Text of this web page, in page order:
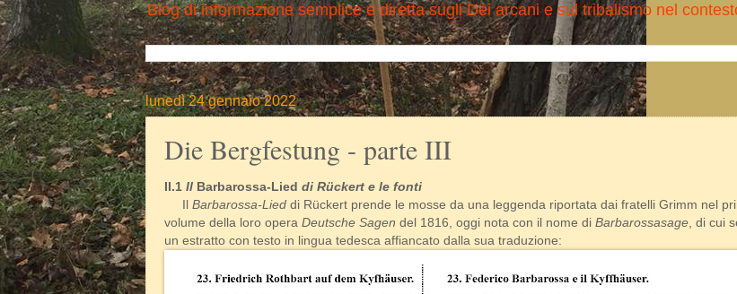
Blog di informazione semplice e diretta sugli Dèi arcani e sul tribalismo nel
lunedì 24 gennaio 2022
Die Bergfestung - parte III
II.1 Il Barbarossa-Lied di Rückert e le fonti
Barbarossa-Lied di Rückert prende le mosse da una leggenda riportata dai fratelli Grimm nel
volume della loro opera Deutsche Sagen del 1816, oggi nota con il nome di Barbarossasage , di cui
un estratto con testo in lingua tedesca affiancato dalla sua traduzione: